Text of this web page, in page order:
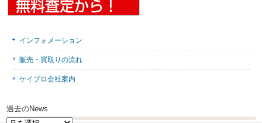
インフォメーション
販売・買取りの流れ
ケイプロ会社案内
過去のNews